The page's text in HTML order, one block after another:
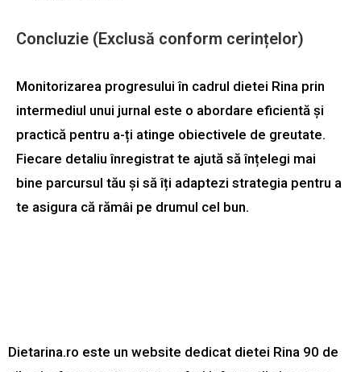
Concluzie (Exclusă conform cerințelor)
Monitorizarea progresului în cadrul dietei Rina prin
intermediul unui jurnal este o abordare eficientă și
practică pentru a-ți atinge obiectivele de greutate.
Fiecare detaliu înregistrat te ajută să înțelegi mai
bine parcursul tău și să îți adaptezi strategia pentru a
te asigura că rămâi pe drumul cel bun.
Dietarina.ro este un website dedicat dietei Rina 90 de